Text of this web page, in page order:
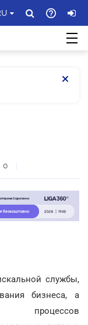
0
службы,
бизнеса, а
процессов